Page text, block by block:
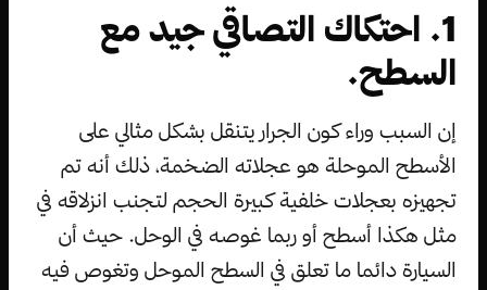
1. احتكاك التصاقي جيد مع
السطح.
إن السبب وراء كون الجرار يتنقل بشكل مثالي على
الأسطح الموحلة هو عجلاته الضخمة، ذلك أنه تم
تجهيزه بعجلات خلفية كبيرة الحجم لتجنب انزلاقه في
مثل هكذا أسطح أو ربما غوصه في الوحل. حيث أن
السيارة دائما ما تعلق في السطح الموحل وتغوص فيه